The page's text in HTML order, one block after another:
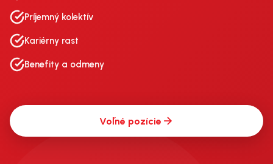
Príjemný kolektív
Kariérny rast
Benefity a odmeny
Voľné pozície